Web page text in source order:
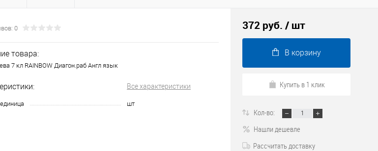
0
товара:
7 кл RAINBOW Диагон.раб Англ язык
Все характеристики
шт
372 руб. / шт
В корзину
Купить в 1 клик
Кол-во:
Нашли дешевле
Рассчитать доставку